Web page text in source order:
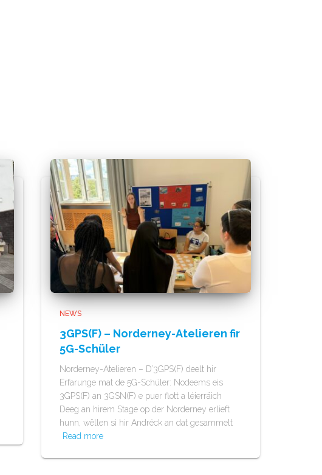
NEWS
3GPS(F) – Norderney-Atelieren fir
5G-Schüler
Norderney-Atelieren – D’3GPS(F) deelt hir
Erfarunge mat de 5G-Schüler: Nodeems eis
3GPS(F) an 3GSN(F) e puer flott a léierräich
Deeg an hirem Stage op der Norderney erlieft
hunn, wëllen si hir Andréck an dat gesammelt
Read more